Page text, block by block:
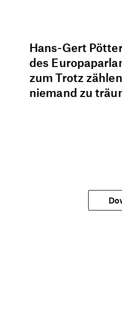
Hans-Gert
des
zum Trotz
niemand zu